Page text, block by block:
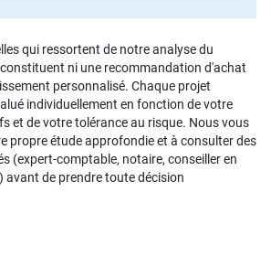
qui ressortent de notre analyse du
ni une recommandation d'achat
personnalisé. Chaque projet
individuellement en fonction de votre
et de votre tolérance au risque. Nous vous
propre étude approfondie et à consulter des
(expert-comptable, notaire, conseiller en
avant de prendre toute décision